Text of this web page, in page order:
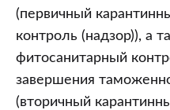
(первичный
контроль (надзор)), а
фитосанитарный
завершения
(вторичный